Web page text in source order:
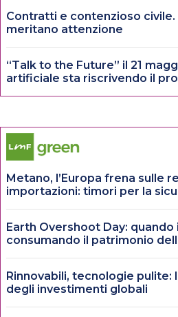
Contratti e contenzioso civile.
meritano attenzione
“Talk to the Future” il 21
artificiale sta riscrivendo il
Metano, l’Europa frena sulle
importazioni: timori per la
Earth Overshoot Day: quando
consumando il patrimonio
Rinnovabili, tecnologie pulite:
degli investimenti globali